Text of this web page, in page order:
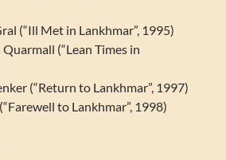
(“Ill Met in Lankhmar”, 1995)
(“Lean Times in
(“Return to Lankhmar”, 1997)
to Lankhmar”, 1998)